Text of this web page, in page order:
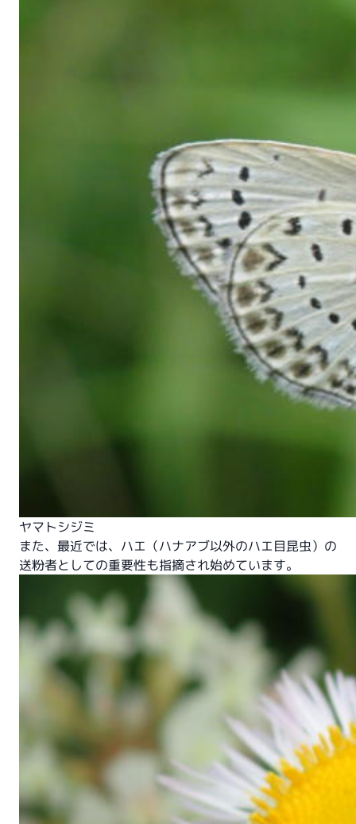
ヤマトシジミ
また、最近では、ハエ（ハナアブ以外のハエ目昆虫）の
送粉者としての重要性も指摘され始めています。